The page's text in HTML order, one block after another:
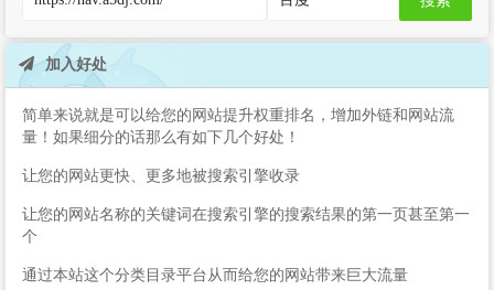
加入好处
简单来说就是可以给您的网站提升权重排名，增加外链和网站流
量！如果细分的话那么有如下几个好处！
让您的网站更快、更多地被搜索引擎收录
让您的网站名称的关键词在搜索引擎的搜索结果的第一页甚至第一
个
通过本站这个分类目录平台从而给您的网站带来巨大流量